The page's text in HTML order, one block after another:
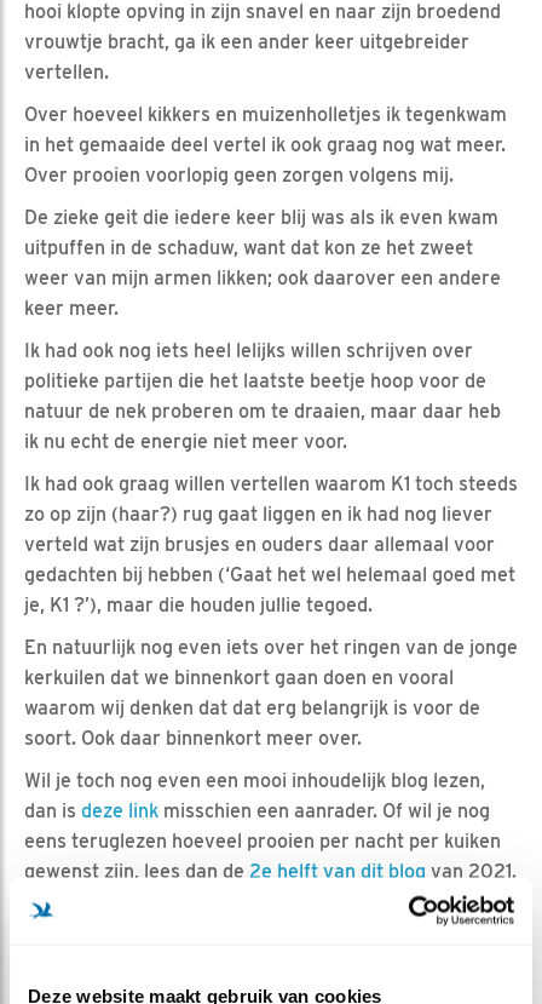
Deze website maakt gebruik van cookies
hooi klopte opving in zijn snavel en naar zijn broedend
vrouwtje bracht, ga ik een ander keer uitgebreider
vertellen.
Over hoeveel kikkers en muizenholletjes ik tegenkwam
in het gemaaide deel vertel ik ook graag nog wat meer.
Over prooien voorlopig geen zorgen volgens mij.
De zieke geit die iedere keer blij was als ik even kwam
uitpuffen in de schaduw, want dat kon ze het zweet
weer van mijn armen likken; ook daarover een andere
keer meer.
Ik had ook nog iets heel lelijks willen schrijven over
politieke partijen die het laatste beetje hoop voor de
natuur de nek proberen om te draaien, maar daar heb
ik nu echt de energie niet meer voor.
Ik had ook graag willen vertellen waarom K1 toch steeds
zo op zijn (haar?) rug gaat liggen en ik had nog liever
verteld wat zijn brusjes en ouders daar allemaal voor
gedachten bij hebben (‘Gaat het wel helemaal goed met
je, K1 ?’), maar die houden jullie tegoed.
En natuurlijk nog even iets over het ringen van de jonge
kerkuilen dat we binnenkort gaan doen en vooral
waarom wij denken dat dat erg belangrijk is voor de
soort. Ook daar binnenkort meer over.
Wil je toch nog even een mooi inhoudelijk blog lezen,
dan is deze link misschien een aanrader. Of wil je nog
eens teruglezen hoeveel prooien per nacht per kuiken
gewenst zijn, lees dan de 2e helft van dit blog van 2021.
En ik had natuurlijk ook graag de foto hieronder nog